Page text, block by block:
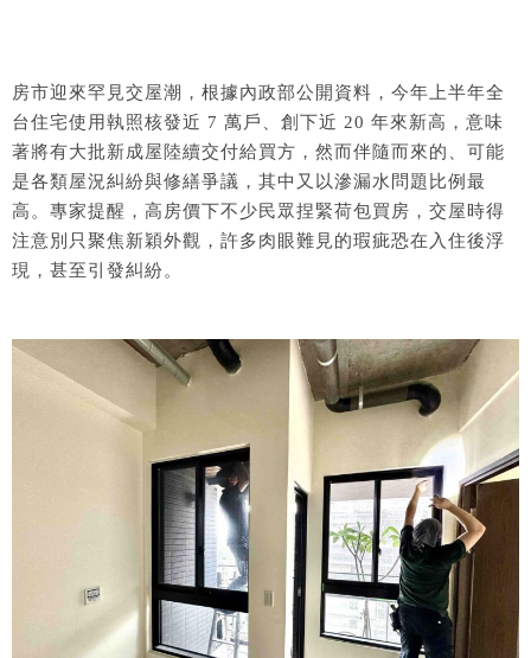
房市迎來罕見交屋潮，根據內政部公開資料，今年上半年全
台住宅使用執照核發近 7 萬戶、創下近 20 年來新高，意味
著將有大批新成屋陸續交付給買方，然而伴隨而來的、可能
是各類屋況糾紛與修繕爭議，其中又以滲漏水問題比例最
高。專家提醒，高房價下不少民眾捏緊荷包買房，交屋時得
注意別只聚焦新穎外觀，許多肉眼難見的瑕疵恐在入住後浮
現，甚至引發糾紛。